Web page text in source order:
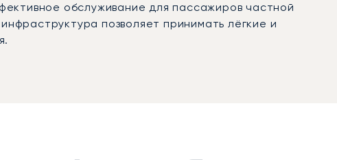
обслуживание для пассажиров частной
позволяет принимать лёгкие и